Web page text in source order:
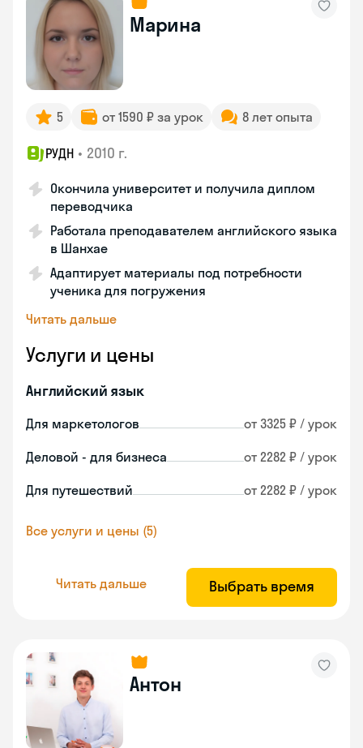
Марина
5 от 1590 ₽ за урок 8 лет опыта
РУДН • 2010 г.
Окончила университет и получила диплом
переводчика
Работала преподавателем английского языка
в Шанхае
Адаптирует материалы под потребности
ученика для погружения
Читать дальше
Услуги и цены
Английский язык
Для маркетологов от 3325 ₽ / урок
Деловой - для бизнеса от 2282 ₽ / урок
Для путешествий от 2282 ₽ / урок
Все услуги и цены (5)
Читать дальше Выбрать время
Антон